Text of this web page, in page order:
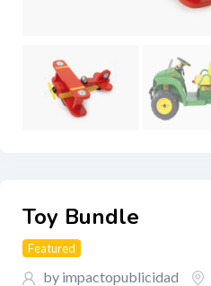
Toy Bundle
Featured
by impactopublicidad